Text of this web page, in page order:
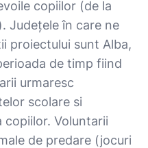
copiilor (de la
Judeţele în care ne
proiectului sunt Alba,
de timp fiind
urmaresc
scolare si
copiilor. Voluntarii
de predare (jocuri